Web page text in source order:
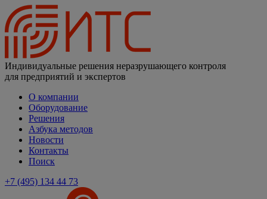
Индивидуальные решения неразрушающего контроля
для предприятий и экспертов
О компании
Оборудование
Решения
Азбука методов
Новости
Контакты
Поиск
+7 (495) 134 44 73